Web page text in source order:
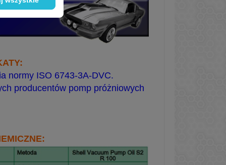
normy ISO 6743-3A-DVC.
producentów pomp próżniowych